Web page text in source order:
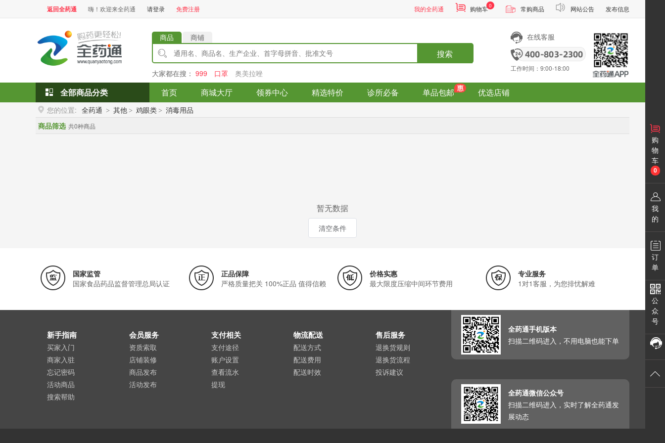
返回全药通 嗨！欢迎来全药通 请登录 免费注册 我的全药通 购物车0 常购商品 网站公告 发布信息
商品 商铺
搜索
大家都在搜： 999 口罩 奥美拉唑
在线客服
工作时间：9:00-18:00
全部商品分类 首页 商城大厅 领券中心 精选特价 诊所必备 单品包邮 优选店铺
您的位置: 全药通 > 其他 > 鸡眼类 > 消毒用品
商品筛选 共0种商品
暂无数据
清空条件
购
物
车
0
我
的
订
单
公
众
号
国家监管
国家食品药品监督管理总局认证
正品保障
严格质量把关 100%正品 值得信赖
价格实惠
最大限度压缩中间环节费用
专业服务
1对1客服，为您排忧解难
新手指南
买家入门
商家入驻
忘记密码
活动商品
搜索帮助
会员服务
资质索取
店铺装修
商品发布
活动发布
支付相关
支付途径
账户设置
查看流水
提现
物流配送
配送方式
配送费用
配送时效
售后服务
退换货规则
退换货流程
投诉建议
全药通手机版本
扫描二维码进入，不用电脑也能下单
全药通微信公众号
扫描二维码进入，实时了解全药通发
展动态